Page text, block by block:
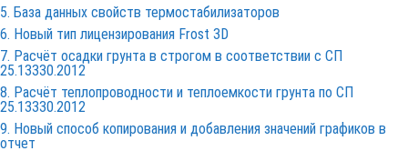
5. База данных свойств термостабилизаторов
6. Новый тип лицензирования Frost 3D
7. Расчёт осадки грунта в строгом в соответствии с СП
25.13330.2012
8. Расчёт теплопроводности и теплоемкости грунта по СП
25.13330.2012
9. Новый способ копирования и добавления значений графиков в
отчет